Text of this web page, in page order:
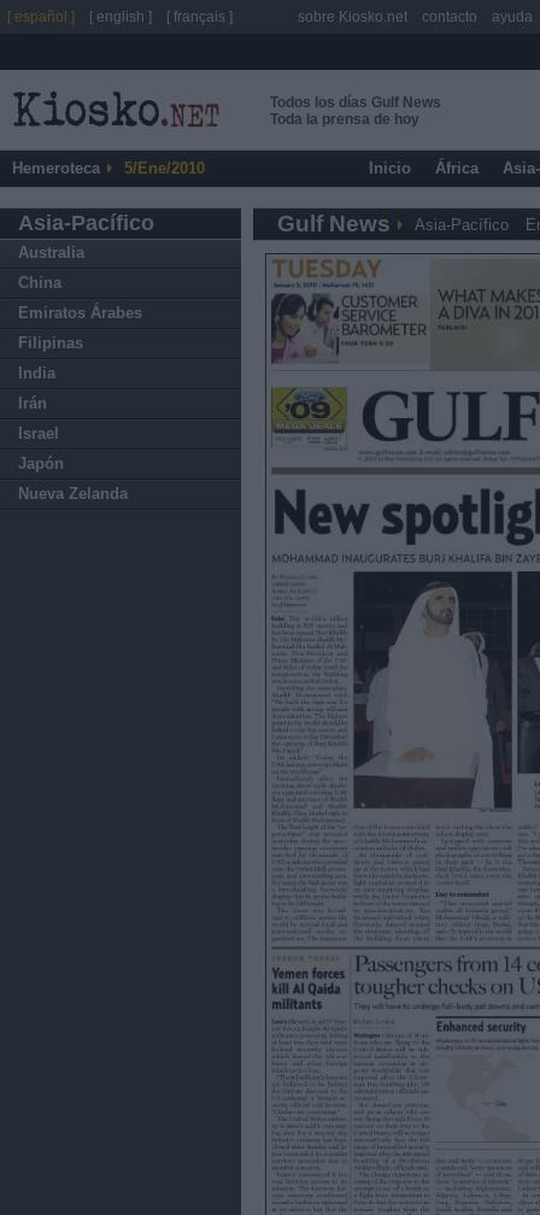
Todos los días Gulf News
Toda la prensa de hoy
Hemeroteca 5/Ene/2010 Inicio África
Asia-Pacífico
Australia
China
Emiratos Árabes
Filipinas
India
Irán
Israel
Japón
Nueva Zelanda
Gulf News Asia-Pacífico
[ español ] [ english ] [ français ] sobre Kiosko.net contacto ayuda